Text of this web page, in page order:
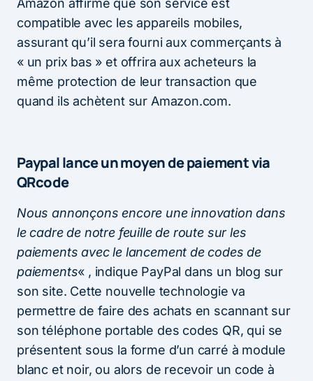
Amazon affirme que son service est
compatible avec les appareils mobiles,
assurant qu’il sera fourni aux commerçants à
« un prix bas » et offrira aux acheteurs la
même protection de leur transaction que
quand ils achètent sur Amazon.com.
Paypal lance un moyen de paiement via
QRcode
Nous annonçons encore une innovation dans
le cadre de notre feuille de route sur les
paiements avec le lancement de codes de
paiements« , indique PayPal dans un blog sur
son site. Cette nouvelle technologie va
permettre de faire des achats en scannant sur
son téléphone portable des codes QR, qui se
présentent sous la forme d’un carré à module
blanc et noir, ou alors de recevoir un code à